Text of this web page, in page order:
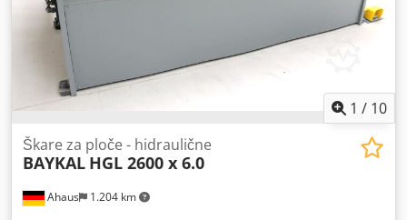
1 / 10
Ahaus 1.204 km
Škare za ploče - hidraulične
BAYKAL HGL 2600 x 6.0